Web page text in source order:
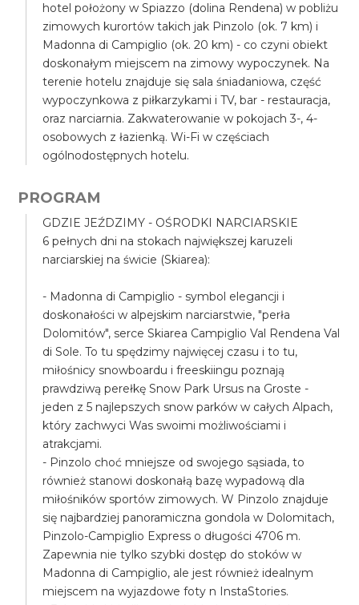
hotel położony w Spiazzo (dolina Rendena) w pobliżu
zimowych kurortów takich jak Pinzolo (ok. 7 km) i
Madonna di Campiglio (ok. 20 km) - co czyni obiekt
doskonałym miejscem na zimowy wypoczynek. Na
terenie hotelu znajduje się sala śniadaniowa, część
wypoczynkowa z piłkarzykami i TV, bar - restauracja,
oraz narciarnia. Zakwaterowanie w pokojach 3-, 4-
osobowych z łazienką. Wi-Fi w częściach
ogólnodostępnych hotelu.
PROGRAM
GDZIE JEŹDZIMY - OŚRODKI NARCIARSKIE
6 pełnych dni na stokach największej karuzeli
narciarskiej na świcie (Skiarea):
- Madonna di Campiglio - symbol elegancji i
doskonałości w alpejskim narciarstwie, "perła
Dolomitów", serce Skiarea Campiglio Val Rendena Val
di Sole. To tu spędzimy najwięcej czasu i to tu,
miłośnicy snowboardu i freeskiingu poznają
prawdziwą perełkę Snow Park Ursus na Groste -
jeden z 5 najlepszych snow parków w całych Alpach,
który zachwyci Was swoimi możliwościami i
atrakcjami.
- Pinzolo choć mniejsze od swojego sąsiada, to
również stanowi doskonałą bazę wypadową dla
miłośników sportów zimowych. W Pinzolo znajduje
się najbardziej panoramiczna gondola w Dolomitach,
Pinzolo-Campiglio Express o długości 4706 m.
Zapewnia nie tylko szybki dostęp do stoków w
Madonna di Campiglio, ale jest również idealnym
miejscem na wyjazdowe foty n InstaStories.